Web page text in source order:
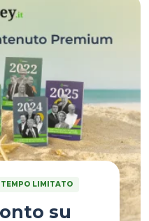
LIMITATO
su